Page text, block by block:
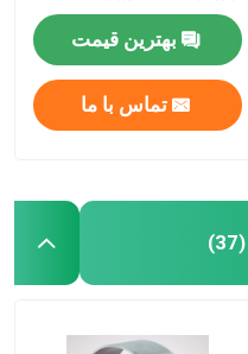
بهترین قیمت
تماس با ما
(37)